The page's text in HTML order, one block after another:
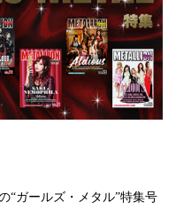
“ガールズ・メタル”特集号